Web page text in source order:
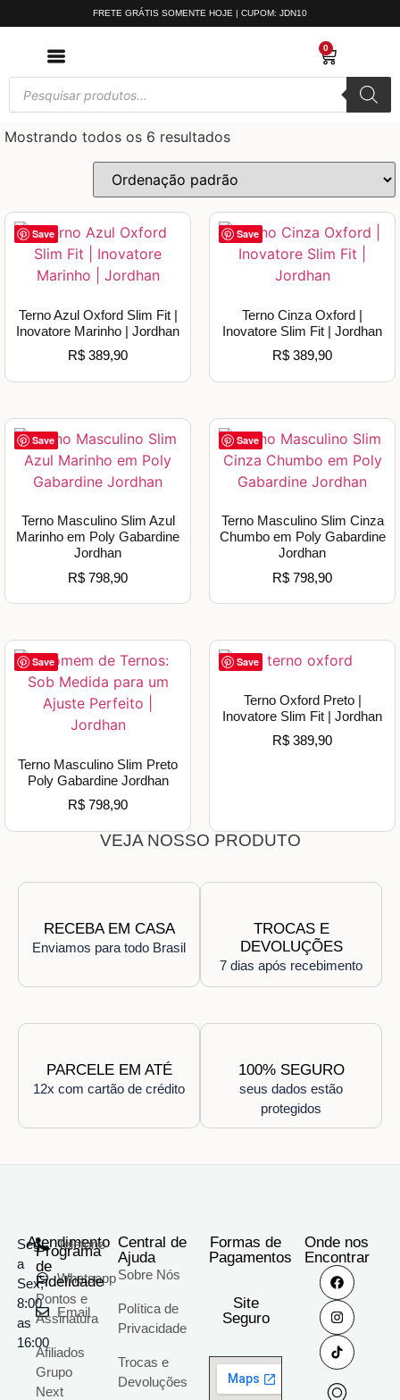
FRETE GRÁTIS SOMENTE HOJE | CUPOM: JDN10
0
Mostrando todos os 6 resultados
Save
Terno Azul Oxford Slim Fit |
Inovatore Marinho | Jordhan
R$ 389,90
Save
Terno Cinza Oxford |
Inovatore Slim Fit | Jordhan
R$ 389,90
Save
Terno Masculino Slim Azul
Marinho em Poly Gabardine
Jordhan
R$ 798,90
Save
Terno Masculino Slim Cinza
Chumbo em Poly Gabardine
Jordhan
R$ 798,90
Save
Terno Masculino Slim Preto
Poly Gabardine Jordhan
R$ 798,90
Save
Terno Oxford Preto |
Inovatore Slim Fit | Jordhan
R$ 389,90
VEJA NOSSO PRODUTO
RECEBA EM CASA
Enviamos para todo Brasil
TROCAS E
DEVOLUÇÕES
7 dias após recebimento
PARCELE EM ATÉ
12x com cartão de crédito
100% SEGURO
seus dados estão
protegidos
Atendimento
Seg
a
Sex;
8:00
as
16:00
Telefone
Whatsapp
Email
Programa
de
Fidelidade
Pontos e
Assinatura
Afiliados
Grupo
Next
Central de
Ajuda
Sobre Nós
Política de
Privacidade
Trocas e
Devoluções
Formas de
Pagamentos
Site
Seguro
Onde nos
Encontrar